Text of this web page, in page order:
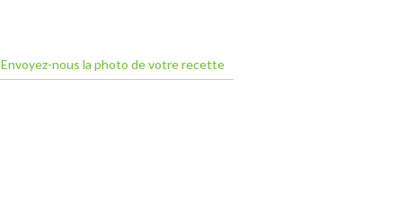
Envoyez-nous la photo de votre recette